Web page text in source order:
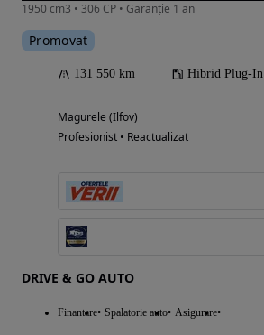
1950 cm3 • 306 CP • Garanție 1 an
Promovat
131 550 km Hibrid Plug-In
Magurele (Ilfov)
Profesionist • Reactualizat
DRIVE & GO AUTO
Finantare Spalatorie auto Asigurare